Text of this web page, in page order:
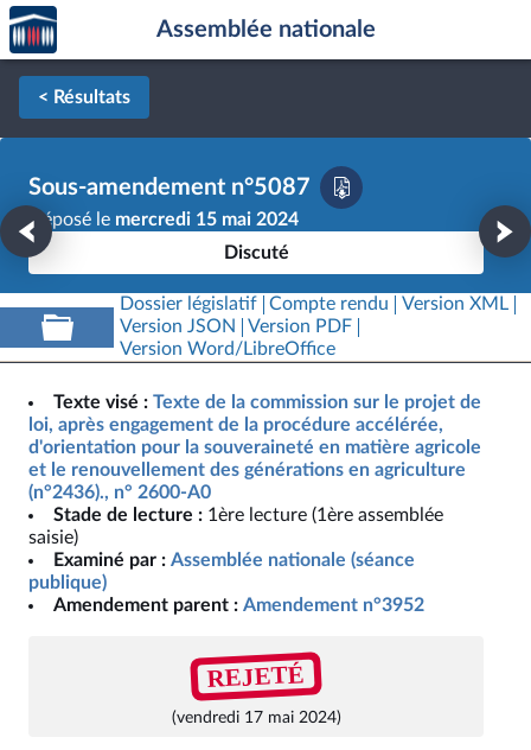
Aller au contenu
Aller en bas de la page
Accèder
à la
page
d'accueil
Assemblée nationale
< Résultats
Sous-amendement n°5087
Déposé le mercredi 15 mai 2024
Discuté
Dossier législatif Compte rendu
Version XML
Version JSON
Version PDF
Version Word/LibreOffice
Texte visé : Texte de la commission sur le projet de
loi, après engagement de la procédure accélérée,
d'orientation pour la souveraineté en matière agricole
et le renouvellement des générations en agriculture
(n°2436)., n° 2600-A0
Stade de lecture : 1ère lecture (1ère assemblée
saisie)
Examiné par : Assemblée nationale (séance
publique)
Amendement parent : Amendement n°3952
REJETÉ
(vendredi 17 mai 2024)